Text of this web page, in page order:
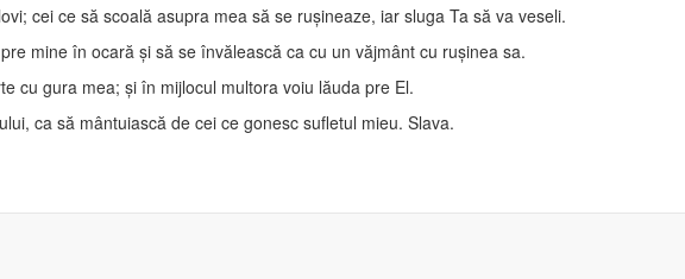
cei ce să scoală asupra mea să se ruşineaze, iar sluga Ta să va veseli.
mine în ocară şi să se învălească ca cu un văjmânt cu ruşinea sa.
cu gura mea; şi în mijlocul multora voiu lăuda pre El.
ca să mântuiască de cei ce gonesc sufletul mieu. Slava.